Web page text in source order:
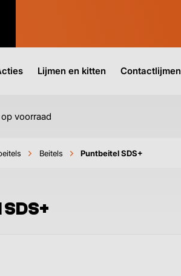
Lijmen en kitten Contactlijmen
voorraad
Beitels Puntbeitel SDS+